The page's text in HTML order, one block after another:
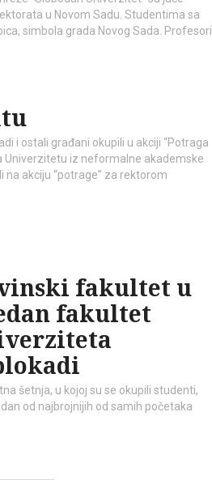
u Novom Sadu. Studentima sa
simbola grada Novog Sada. Profesori
i ostali građani okupili u akciji “Potraga
Univerzitetu iz neformalne akademske
akciju “potrage” za rektorom
fakultet u
fakultet
šetnja, u kojoj su se okupili studenti,
od najbrojnijih od samih početaka